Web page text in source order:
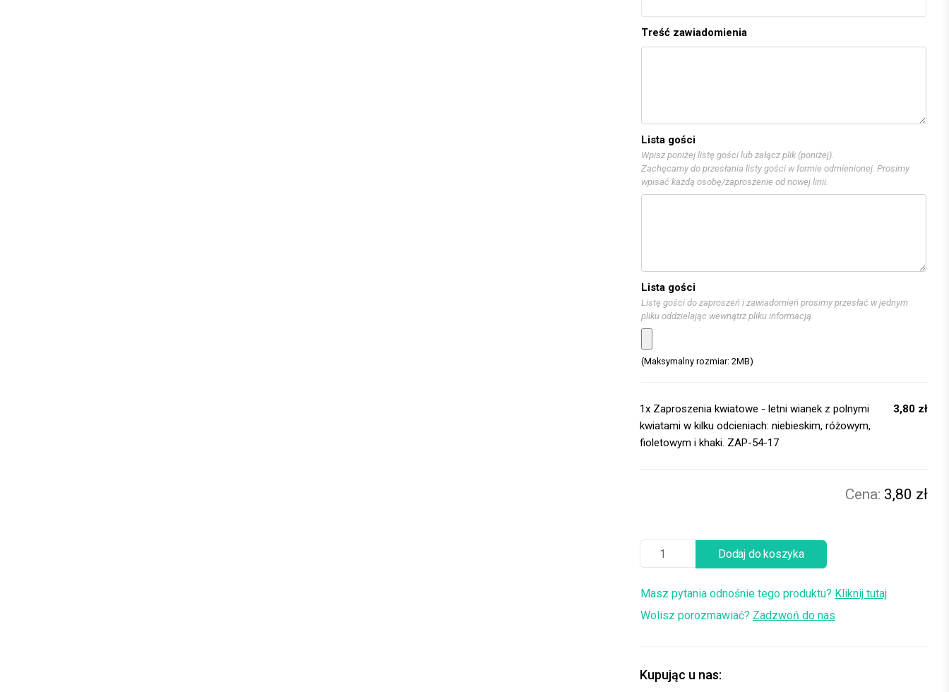
Treść zawiadomienia
Lista gości
Wpisz poniżej listę gości lub załącz plik (poniżej).
Zachęcamy do przesłania listy gości w formie odmienionej. Prosimy
wpisać każdą osobę/zaproszenie od nowej linii.
Lista gości
Listę gości do zaproszeń i zawiadomień prosimy przesłać w jednym
pliku oddzielając wewnątrz pliku informacją.
(Maksymalny rozmiar: 2MB)
1x Zaproszenia kwiatowe - letni wianek z polnymi
kwiatami w kilku odcieniach: niebieskim, różowym,
fioletowym i khaki. ZAP-54-17
3,80 zł
3,80 zł
Dodaj do koszyka
Masz pytania odnośnie tego produktu? Kliknij tutaj
Wolisz porozmawiać? Zadzwoń do nas
Kupując u nas: